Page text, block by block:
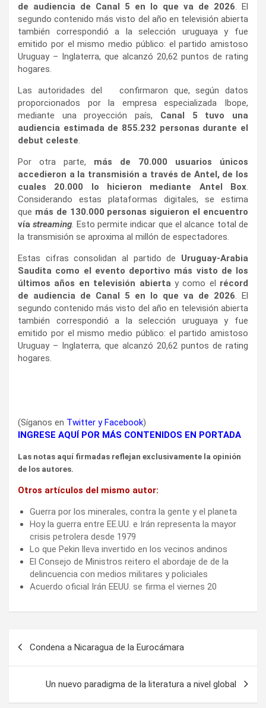
de audiencia de Canal 5 en lo que va de 2026 . El
segundo contenido más visto del año en televisión abierta
también correspondió a la selección uruguaya y fue
emitido por el mismo medio público: el partido amistoso
Uruguay – Inglaterra, que alcanzó 20,62 puntos de rating
hogares.
Las autoridades del confirmaron que, según datos
proporcionados por la empresa especializada Ibope,
mediante una proyección país, Canal 5 tuvo una
audiencia estimada de 855.232 personas durante el
debut celeste
Por otra parte, más de 70.000 usuarios únicos
accedieron a la transmisión a través de Antel, de los
cuales 20.000 lo hicieron mediante Antel Box
Considerando estas plataformas digitales, se estima
que más de 130.000 personas siguieron el encuentro
víastreaming . Esto permite indicar que el alcance total de
la transmisión se aproxima al millón de espectadores.
Estas cifras consolidan al partido de Uruguay-Arabia
Saudita como el evento deportivo más visto de los
últimos años en televisión abierta y como el récord
de audiencia de Canal 5 en lo que va de 2026 . El
segundo contenido más visto del año en televisión abierta
también correspondió a la selección uruguaya y fue
emitido por el mismo medio público: el partido amistoso
Uruguay – Inglaterra, que alcanzó 20,62 puntos de rating
hogares.
(Síganos en Twitter yFacebook)
INGRESE AQUÍ POR MÁS CONTENIDOS EN PORTADA
Las notas aquí firmadas reflejan exclusivamente la opinión
de los autores.
Otros artículos del mismo autor:
Guerra por los minerales, contra la gente y el planeta
Hoy la guerra entre EE.UU. e Irán representa la mayor
crisis petrolera desde 1979
Lo que Pekin lleva invertido en los vecinos andinos
El Consejo de Ministros reitero el abordaje de de la
delincuencia con medios militares y policiales
Acuerdo oficial Irán EEUU. se firma el viernes 20
Condena a Nicaragua de la Eurocámara
Un nuevo paradigma de la literatura a nivel global